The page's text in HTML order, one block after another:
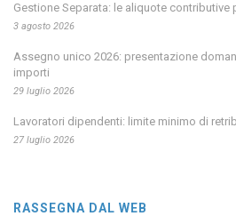
Gestione Separata: le aliquote contributive
3 agosto 2026
Assegno unico 2026: presentazione
importi
29 luglio 2026
Lavoratori dipendenti: limite minimo di
27 luglio 2026
RASSEGNA DAL WEB